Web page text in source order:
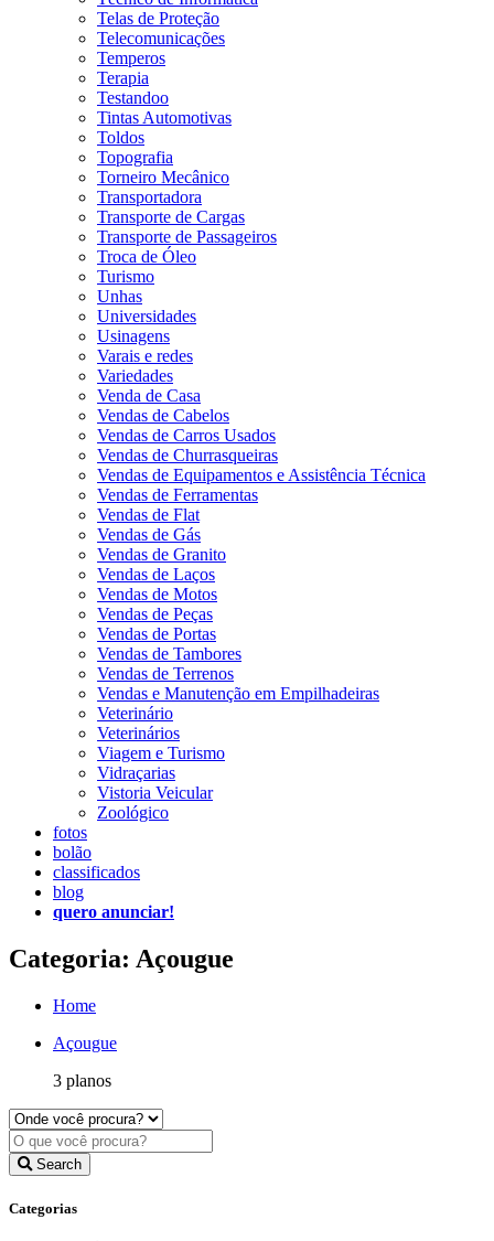
Telas de Proteção
Telecomunicações
Temperos
Terapia
Testandoo
Tintas Automotivas
Toldos
Topografia
Torneiro Mecânico
Transportadora
Transporte de Cargas
Transporte de Passageiros
Troca de Óleo
Turismo
Unhas
Universidades
Usinagens
Varais e redes
Variedades
Venda de Casa
Vendas de Cabelos
Vendas de Carros Usados
Vendas de Churrasqueiras
Vendas de Equipamentos e Assistência Técnica
Vendas de Ferramentas
Vendas de Flat
Vendas de Gás
Vendas de Granito
Vendas de Laços
Vendas de Motos
Vendas de Peças
Vendas de Portas
Vendas de Tambores
Vendas de Terrenos
Vendas e Manutenção em Empilhadeiras
Veterinário
Veterinários
Viagem e Turismo
Vidraçarias
Vistoria Veicular
Zoológico
fotos
bolão
classificados
blog
quero anunciar!
Categoria: Açougue
Home
Açougue
3 planos
Search
Categorias